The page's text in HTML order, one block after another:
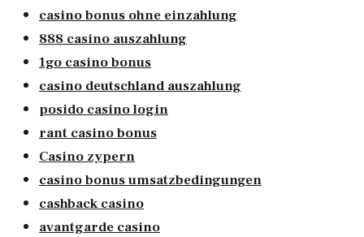
casino bonus ohne einzahlung
888 casino auszahlung
1go casino bonus
casino deutschland auszahlung
posido casino login
rant casino bonus
Casino zypern
casino bonus umsatzbedingungen
cashback casino
avantgarde casino